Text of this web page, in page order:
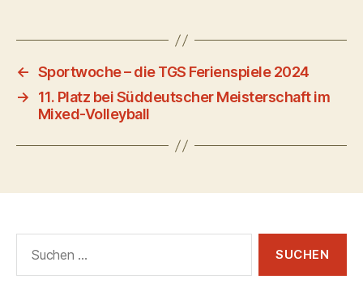
← Sportwoche – die TGS Ferienspiele 2024
→
11. Platz bei Süddeutscher Meisterschaft im
Mixed-Volleyball
nach: